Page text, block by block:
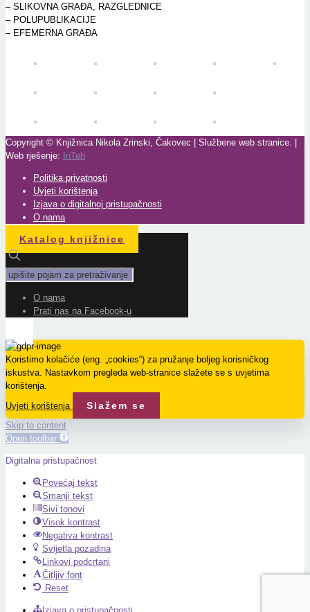
– SLIKOVNA GRAĐA, RAZGLEDNICE
– POLUPUBLIKACIJE
– EFEMERNA GRAĐA
Copyright © Knjižnica Nikola Zrinski, Čakovec | Službene web stranice. |
Web rješenje:
InTeh
Politika privatnosti
Uvjeti korištenja
Izjava o digitalnoj pristupačnosti
O nama
Katalog knjižnice
O nama
Prati nas na Facebook-u
Koristimo kolačiće (eng. „cookies“) za pružanje boljeg korisničkog
iskustva. Nastavkom pregleda web-stranice slažete se s uvjetima
korištenja.
Uvjeti korištenja
Slažem se
Skip to content
Open toolbar
Digitalna pristupačnost
Povećaj tekst
Smanji tekst
Sivi tonovi
Visok kontrast
Negativa kontrast
Svijetla pozadina
Linkovi podcrtani
Čitljiv font
Reset